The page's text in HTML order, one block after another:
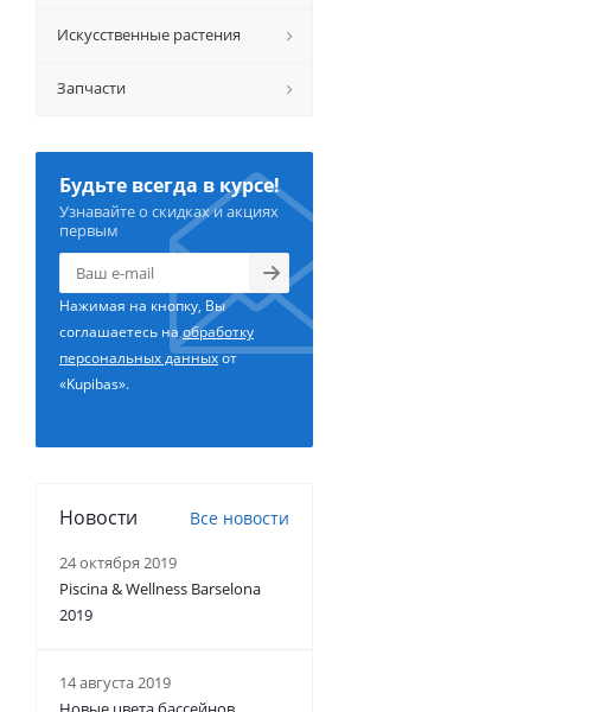
Искусственные растения
Запчасти
Будьте всегда в курсе!
Узнавайте о скидках и акциях
первым
Нажимая на кнопку, Вы
соглашаетесь наобработку
персональных данныхот
«Kupibas».
Новости Все новости
24 октября 2019
Piscina & Wellness Barselona
2019
14 августа 2019